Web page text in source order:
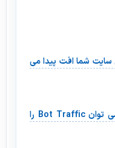
سایت شما افت پیدا می
ترافیک ربات چیست؟ چگونه می توان Bot Traffic را